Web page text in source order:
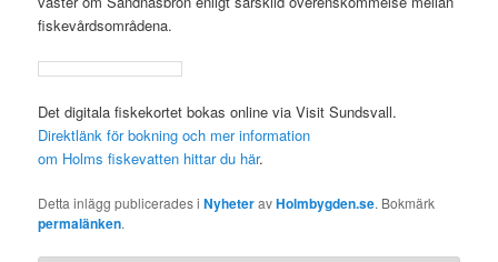
fiskevårdsområdena.
Det digitala fiskekortet bokas online via Visit Sundsvall.
Direktlänk för bokning och mer information
om Holms fiskevatten hittar du här.
Detta inlägg publicerades iNyheteravHolmbygden.se. Bokmärk
permalänken.